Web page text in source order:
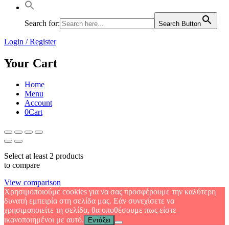
Search for: Search Button
Login / Register
Your Cart
Home
Menu
Account
0Cart
Select at least 2 products
to compare
View comparison
Χρησιμοποιούμε cookies για να σας προσφέρουμε την καλύτερη
δυνατή εμπειρία στη σελίδα μας. Εάν συνεχίσετε να
χρησιμοποιείτε τη σελίδα, θα υποθέσουμε πως είστε
ικανοποιημένοι με αυτό.
Εντάξει